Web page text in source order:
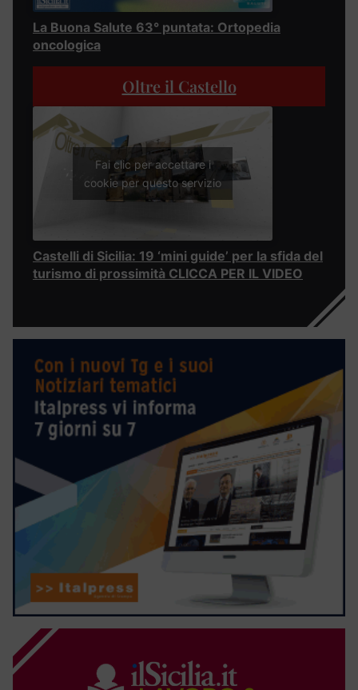
La Buona Salute 63° puntata: Ortopedia
oncologica
Oltre il Castello
Fai clic per accettare i
cookie per questo servizio
Castelli di Sicilia: 19 ‘mini guide’ per la sfida del
turismo di prossimità CLICCA PER IL VIDEO